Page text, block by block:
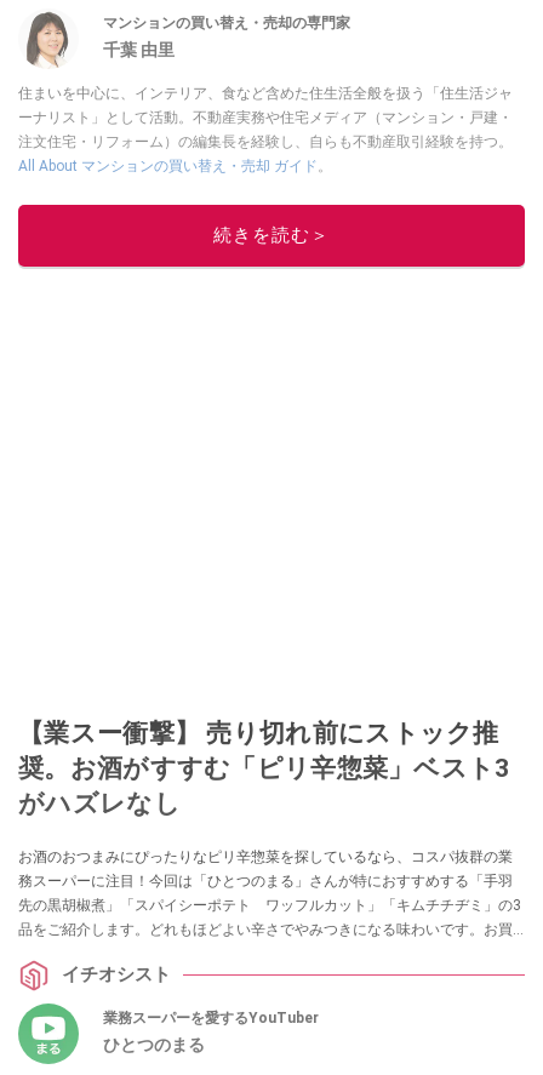
マンションの買い替え・売却の専門家
千葉 由里
住まいを中心に、インテリア、食など含めた住生活全般を扱う「住生活ジャ
ーナリスト」として活動。不動産実務や住宅メディア（マンション・戸建・
注文住宅・リフォーム）の編集長を経験し、自らも不動産取引経験を持つ。
All About マンションの買い替え・売却 ガイド
このイチオシストの他の記事を読む
続きを読む＞
【業スー衝撃】 売り切れ前にストック推
奨。お酒がすすむ「ピリ辛惣菜」ベスト3
がハズレなし
お酒のおつまみにぴったりなピリ辛惣菜を探しているなら、コスパ抜群の業
務スーパーに注目！今回は「ひとつのまる」さんが特におすすめする「手羽
先の黒胡椒煮」「スパイシーポテト ワッフルカット」「キムチチヂミ」の3
品をご紹介します。どれもほどよい辛さでやみつきになる味わいです。お買
イチオシスト
業務スーパーを愛するYouTuber
ひとつのまる